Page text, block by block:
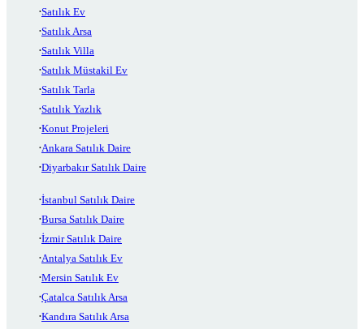
Satılık Ev
Satılık Arsa
Satılık Villa
Satılık Müstakil Ev
Satılık Tarla
Satılık Yazlık
Konut Projeleri
Ankara Satılık Daire
Diyarbakır Satılık Daire
İstanbul Satılık Daire
Bursa Satılık Daire
İzmir Satılık Daire
Antalya Satılık Ev
Mersin Satılık Ev
Çatalca Satılık Arsa
Kandıra Satılık Arsa